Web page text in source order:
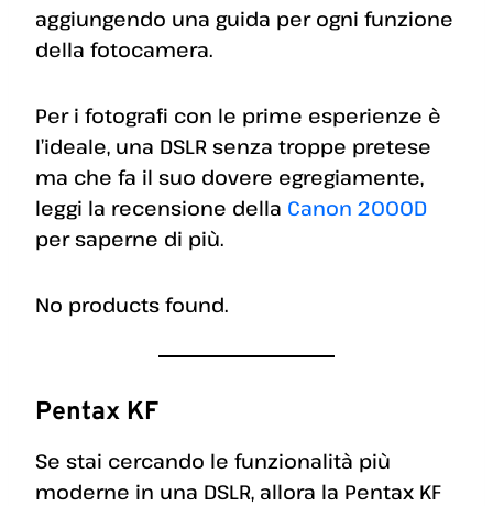
aggiungendo una guida per ogni funzione
della fotocamera.
Per i fotografi con le prime esperienze è
l’ideale, una DSLR senza troppe pretese
ma che fa il suo dovere egregiamente,
leggi la recensione della Canon 2000D
per saperne di più.
No products found.
Pentax KF
Se stai cercando le funzionalità più
moderne in una DSLR, allora la Pentax KF